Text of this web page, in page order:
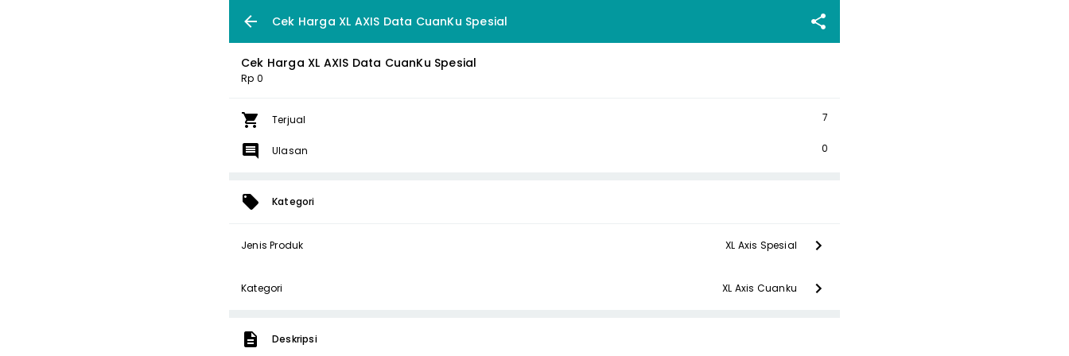
Cek Harga XL AXIS Data CuanKu Spesial
Cek Harga XL AXIS Data CuanKu Spesial
Rp 0
Terjual 7
Ulasan 0
Kategori
Jenis Produk XL Axis Spesial
Kategori XL Axis Cuanku
Deskripsi